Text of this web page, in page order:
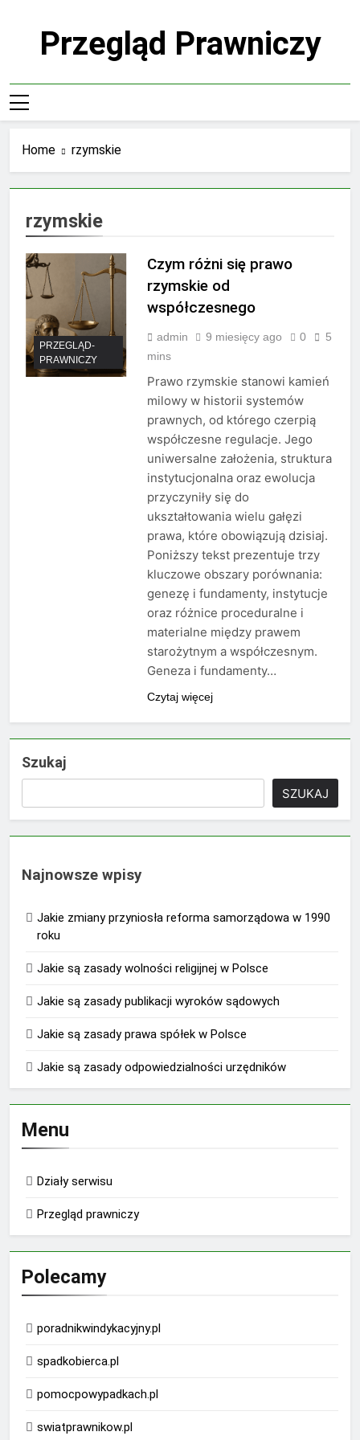
Przegląd Prawniczy
Home rzymskie
rzymskie
PRZEGLĄD-
PRAWNICZY
Czym różni się prawo
rzymskie od
współczesnego
admin 9 miesięcy ago 0
5
mins
Prawo rzymskie stanowi kamień
milowy w historii systemów
prawnych, od którego czerpią
współczesne regulacje. Jego
uniwersalne założenia, struktura
instytucjonalna oraz ewolucja
przyczyniły się do
ukształtowania wielu gałęzi
prawa, które obowiązują dzisiaj.
Poniższy tekst prezentuje trzy
kluczowe obszary porównania:
genezę i fundamenty, instytucje
oraz różnice proceduralne i
materialne między prawem
starożytnym a współczesnym.
Geneza i fundamenty…
Czytaj więcej
Szukaj
SZUKAJ
Najnowsze wpisy
Jakie zmiany przyniosła reforma samorządowa w 1990
roku
Jakie są zasady wolności religijnej w Polsce
Jakie są zasady publikacji wyroków sądowych
Jakie są zasady prawa spółek w Polsce
Jakie są zasady odpowiedzialności urzędników
Menu
Działy serwisu
Przegląd prawniczy
Polecamy
poradnikwindykacyjny.pl
spadkobierca.pl
pomocpowypadkach.pl
swiatprawnikow.pl